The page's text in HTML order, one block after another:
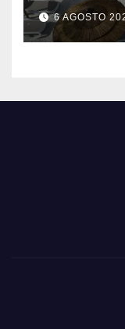
6 AGOSTO